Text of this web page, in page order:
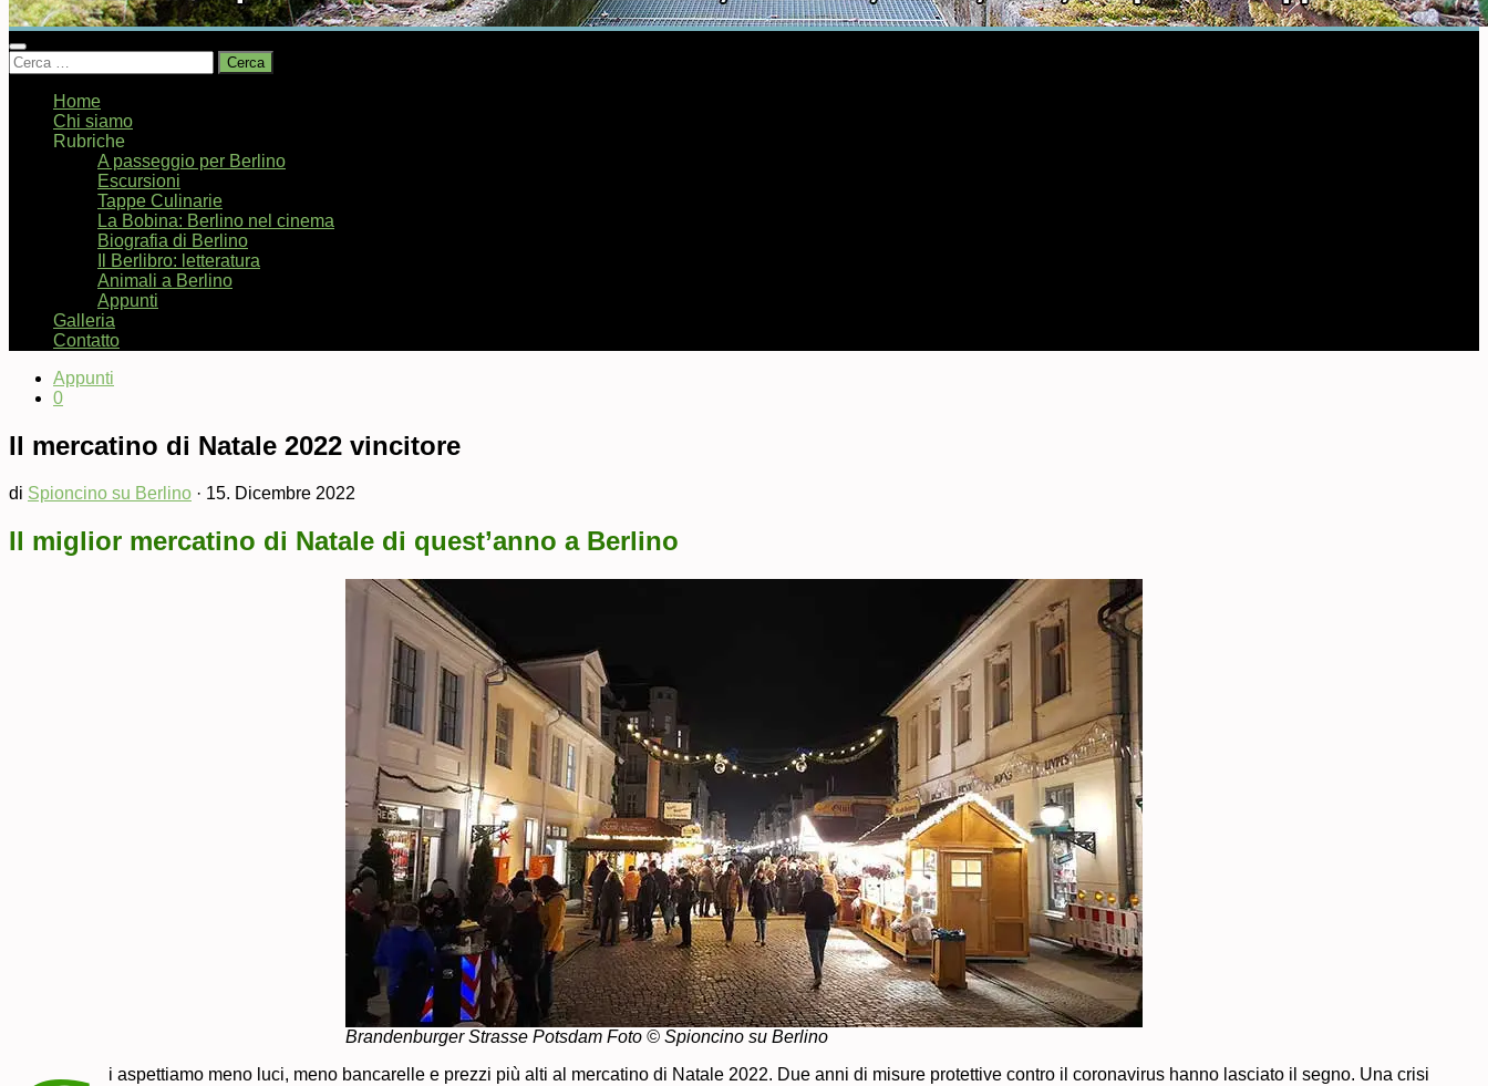
Ricerca
per:
Home
Chi siamo
Rubriche
A passeggio per Berlino
Escursioni
Tappe Culinarie
La Bobina: Berlino nel cinema
Biografia di Berlino
Il Berlibro: letteratura
Animali a Berlino
Appunti
Galleria
Contatto
Appunti
0
Il mercatino di Natale 2022 vincitore
di Spioncino su Berlino · 15. Dicembre 2022
Il miglior mercatino di Natale di quest’anno a Berlino
Brandenburger Strasse Potsdam Foto © Spioncino su Berlino
i aspettiamo meno luci, meno bancarelle e prezzi più alti al mercatino di Natale 2022. Due anni di misure protettive contro il coronavirus hanno lasciato il segno. Una crisi